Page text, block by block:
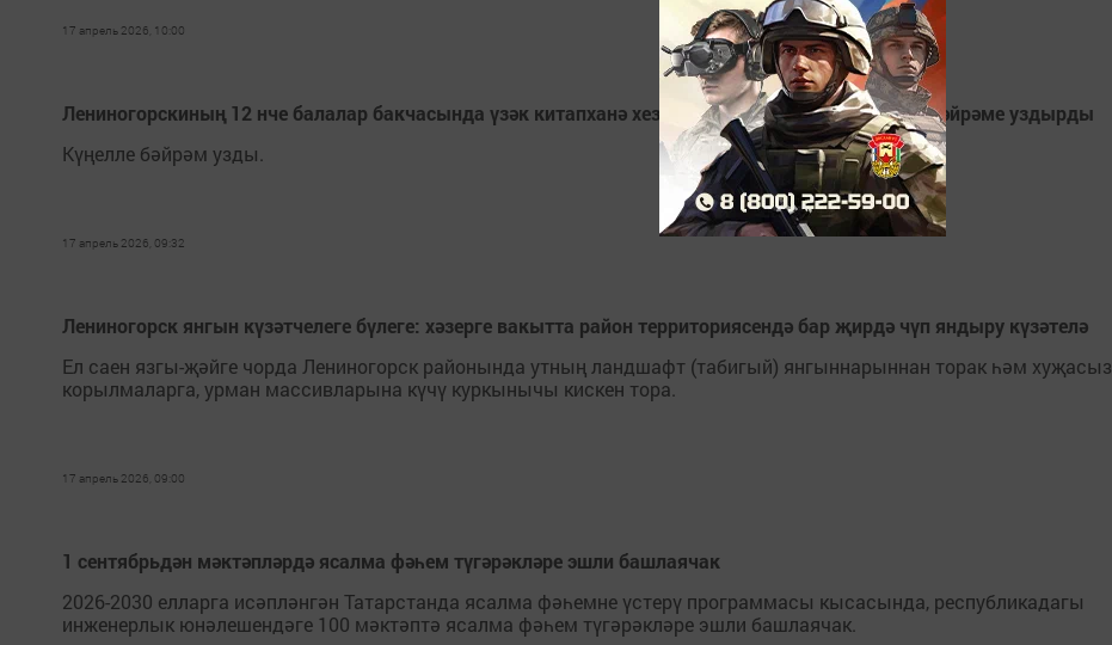
17 апрель 2026, 10:00
Лениногорскиның 12 нче балалар бакчасында үзәк китапханә хезмәткәрләре «Карга боткасы» бәйрәме уздырды
Күңелле бәйрәм узды.
17 апрель 2026, 09:32
Лениногорск янгын күзәтчелеге бүлеге: хәзерге вакытта район территориясендә бар җирдә чүп яндыру күзәтелә
Ел саен язгы-җәйге чорда Лениногорск районында утның ландшафт (табигый) янгыннарыннан торак һәм хуҗасыз
корылмаларга, урман массивларына күчү куркынычы кискен тора.
17 апрель 2026, 09:00
1 сентябрьдән мәктәпләрдә ясалма фәһем түгәрәкләре эшли башлаячак
2026-2030 елларга исәпләнгән Татарстанда ясалма фәһемне үстерү программасы кысасында, республикадагы
инженерлык юнәлешендәге 100 мәктәптә ясалма фәһем түгәрәкләре эшли башлаячак.